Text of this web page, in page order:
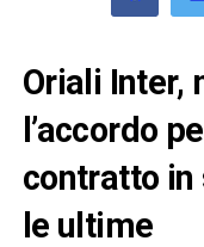
Oriali Inter,
l’accordo
contratto in
le ultime